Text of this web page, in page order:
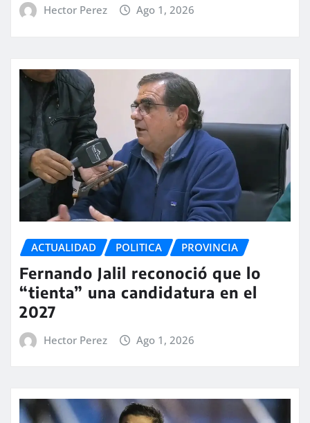
Hector Perez Ago 1, 2026
ACTUALIDAD POLITICA PROVINCIA
Fernando Jalil reconoció que lo
“tienta” una candidatura en el
2027
Hector Perez Ago 1, 2026